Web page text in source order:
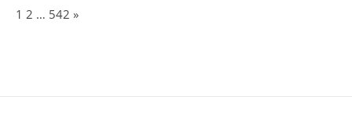
Page:
1 2 … 542 Next
»